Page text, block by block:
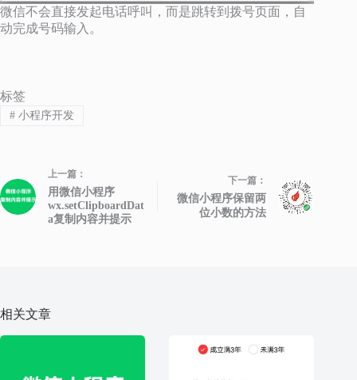
微信不会直接发起电话呼叫，而是跳转到拨号页面，自
动完成号码输入。
标签
#小程序开发
上一篇：
用微信小程序
wx.setClipboardDat
a复制内容并提示
下一篇：
微信小程序保留两
位小数的方法
相关文章